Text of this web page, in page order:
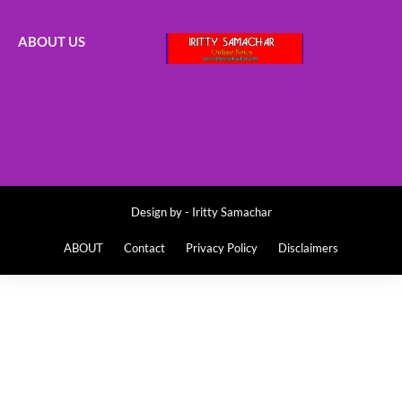
ABOUT US
Design by - Iritty Samachar
ABOUT Contact Privacy Policy Disclaimers